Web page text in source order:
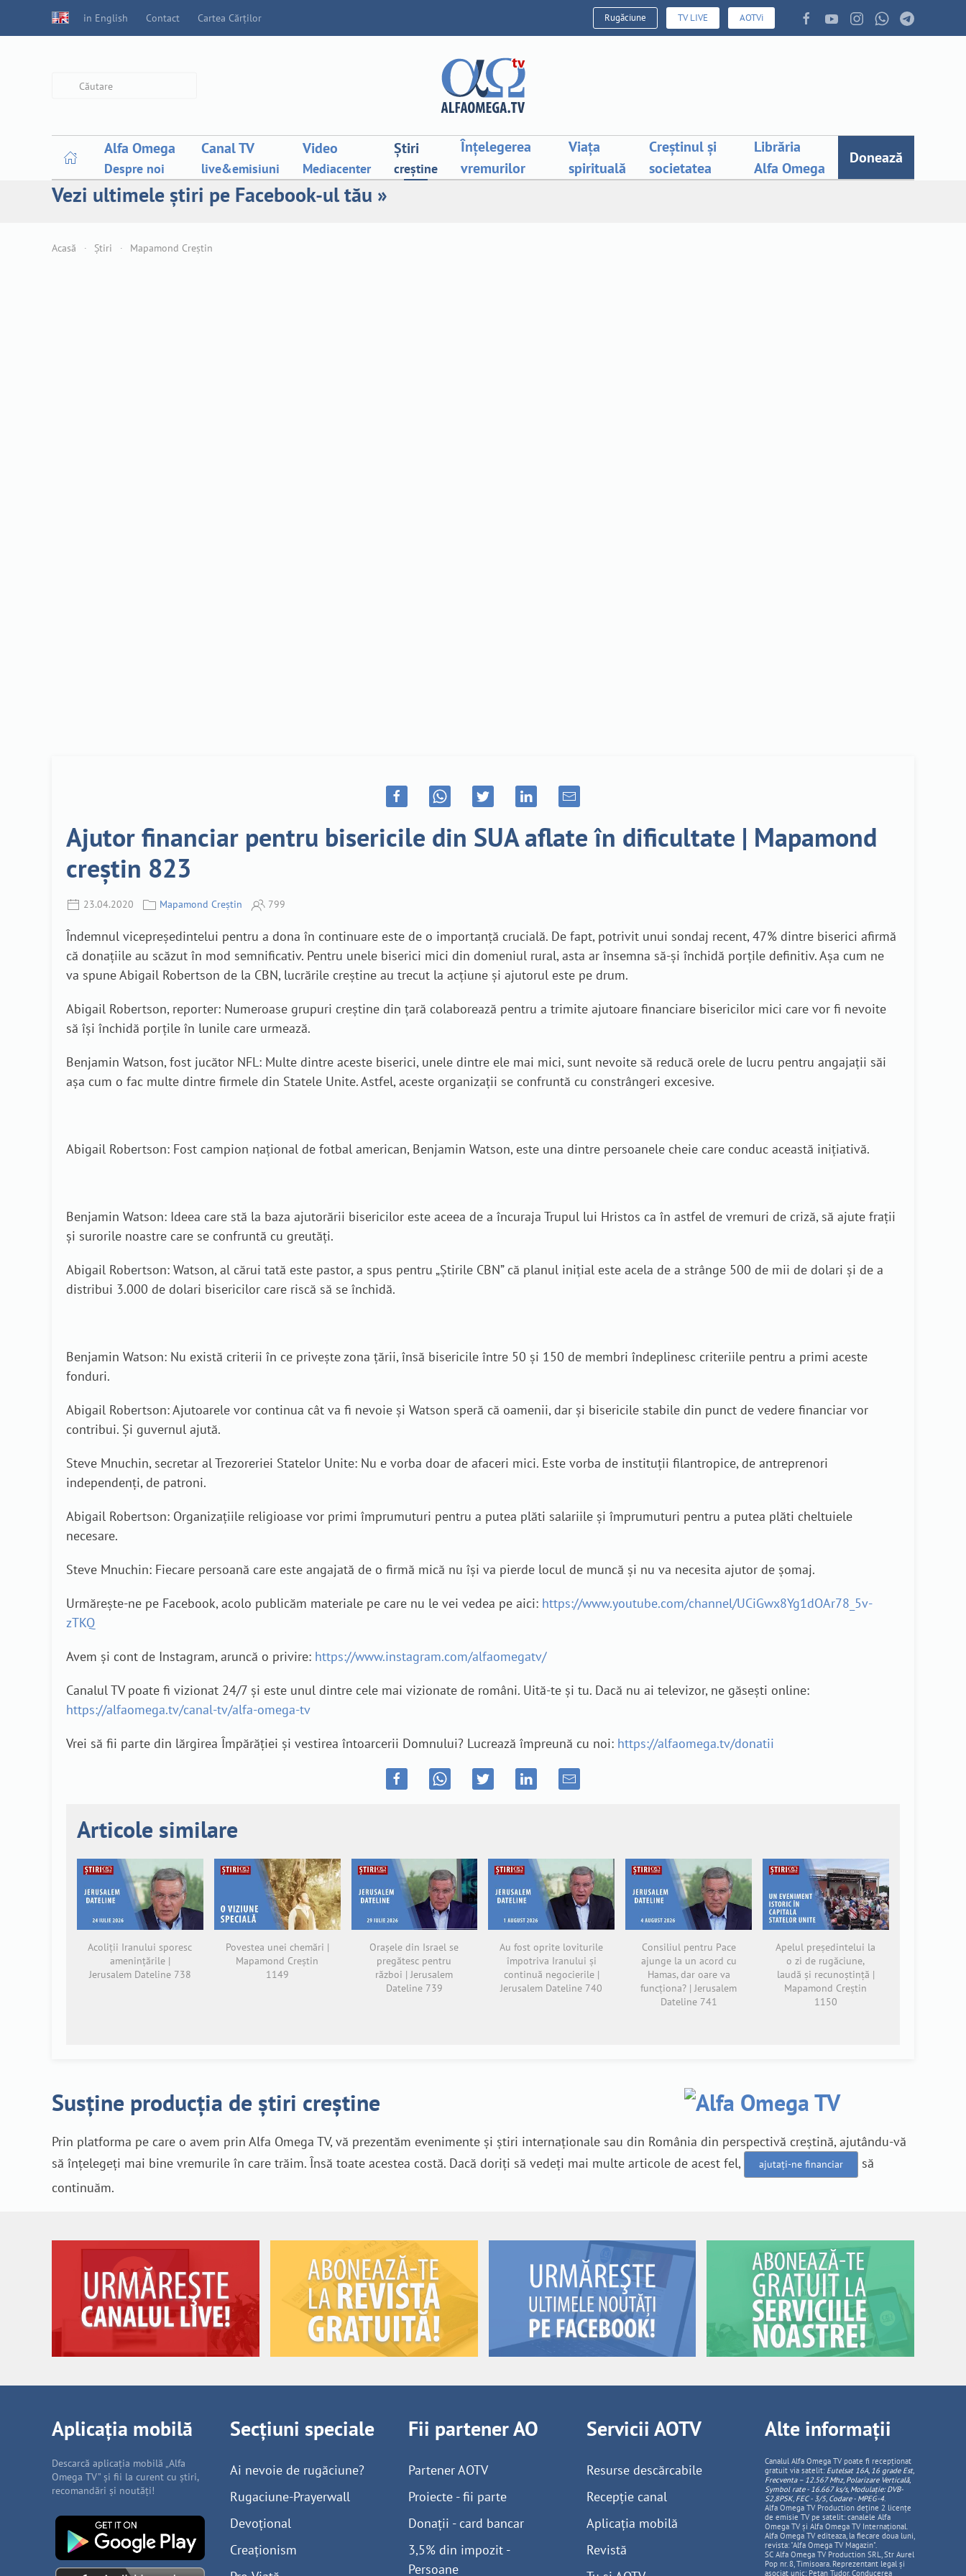
in English Contact Cartea Cărților Rugăciune TV LIVE AOTVi
Alfa Omega
Despre noi
Canal TV
live&emisiuni
Video
Mediacenter
Știri
creștine
Înțelegerea
vremurilor
Viața
spirituală
Creștinul și
societatea
Librăria
Alfa Omega
Donează
Vezi ultimele știri pe Facebook-ul tău »
Acasă Știri Mapamond Creștin
Ajutor financiar pentru bisericile din SUA aflate în dificultate | Mapamond
creștin 823
23.04.2020 Mapamond Creștin 799
Îndemnul vicepreședintelui pentru a dona în continuare este de o importanță crucială. De fapt, potrivit unui sondaj recent, 47% dintre biserici afirmă
că donațiile au scăzut în mod semnificativ. Pentru unele biserici mici din domeniul rural, asta ar însemna să-și închidă porțile definitiv. Așa cum ne
va spune Abigail Robertson de la CBN, lucrările creștine au trecut la acțiune și ajutorul este pe drum.
Abigail Robertson, reporter: Numeroase grupuri creștine din țară colaborează pentru a trimite ajutoare financiare bisericilor mici care vor fi nevoite
să își închidă porțile în lunile care urmează.
Benjamin Watson, fost jucător NFL: Multe dintre aceste biserici, unele dintre ele mai mici, sunt nevoite să reducă orele de lucru pentru angajații săi
așa cum o fac multe dintre firmele din Statele Unite. Astfel, aceste organizații se confruntă cu constrângeri excesive.
Abigail Robertson: Fost campion național de fotbal american, Benjamin Watson, este una dintre persoanele cheie care conduc această inițiativă.
Benjamin Watson: Ideea care stă la baza ajutorării bisericilor este aceea de a încuraja Trupul lui Hristos ca în astfel de vremuri de criză, să ajute frații
și surorile noastre care se confruntă cu greutăți.
Abigail Robertson: Watson, al cărui tată este pastor, a spus pentru „Știrile CBN” că planul inițial este acela de a strânge 500 de mii de dolari și de a
distribui 3.000 de dolari bisericilor care riscă să se închidă.
Benjamin Watson: Nu există criterii în ce privește zona țării, însă bisericile între 50 și 150 de membri îndeplinesc criteriile pentru a primi aceste
fonduri.
Abigail Robertson: Ajutoarele vor continua cât va fi nevoie și Watson speră că oamenii, dar și bisericile stabile din punct de vedere financiar vor
contribui. Și guvernul ajută.
Steve Mnuchin, secretar al Trezoreriei Statelor Unite: Nu e vorba doar de afaceri mici. Este vorba de instituții filantropice, de antreprenori
independenți, de patroni.
Abigail Robertson: Organizațiile religioase vor primi împrumuturi pentru a putea plăti salariile și împrumuturi pentru a putea plăti cheltuiele
necesare.
Steve Mnuchin: Fiecare persoană care este angajată de o firmă mică nu își va pierde locul de muncă și nu va necesita ajutor de șomaj.
Urmărește-ne pe Facebook, acolo publicăm materiale pe care nu le vei vedea pe aici: https://www.youtube.com/channel/UCiGwx8Yg1dOAr78_5v-
zTKQ
Avem și cont de Instagram, aruncă o privire: https://www.instagram.com/alfaomegatv/
Canalul TV poate fi vizionat 24/7 și este unul dintre cele mai vizionate de români. Uită-te și tu. Dacă nu ai televizor, ne găsești online:
https://alfaomega.tv/canal-tv/alfa-omega-tv
Vrei să fii parte din lărgirea Împărăției și vestirea întoarcerii Domnului? Lucrează împreună cu noi: https://alfaomega.tv/donatii
Articole similare
Acoliții Iranului sporesc
amenințările |
Jerusalem Dateline 738
Povestea unei chemări |
Mapamond Creștin
1149
Orașele din Israel se
pregătesc pentru
război | Jerusalem
Dateline 739
Au fost oprite loviturile
împotriva Iranului și
continuă negocierile |
Jerusalem Dateline 740
Consiliul pentru Pace
ajunge la un acord cu
Hamas, dar oare va
funcționa? | Jerusalem
Dateline 741
Apelul președintelui la
o zi de rugăciune,
laudă și recunoștință |
Mapamond Creștin
1150
Susține producția de știri creștine
Prin platforma pe care o avem prin Alfa Omega TV, vă prezentăm evenimente și știri internaționale sau din România din perspectivă creștină, ajutându-vă
să înțelegeți mai bine vremurile în care trăim. Însă toate acestea costă. Dacă doriți să vedeți mai multe articole de acest fel,
ajutați-ne financiar
să
continuăm.
Aplicația mobilă
Descarcă aplicația mobilă „Alfa
Omega TV” și fii la curent cu știri,
recomandări și noutăți!
Secțiuni speciale
Ai nevoie de rugăciune?
Rugaciune-Prayerwall
Devoțional
Creaționism
Fii partener AO
Partener AOTV
Proiecte - fii parte
Donații - card bancar
3,5% din impozit -
Persoane
Servicii AOTV
Resurse descărcabile
Recepție canal
Aplicația mobilă
Revistă
Alte informații
Canalul Alfa Omega TV poate fi recepționat
gratuit via satelit: Eutelsat 16A, 16 grade Est,
Frecventa – 12.567 Mhz, PolarizareVerticală,
Symbol rate - 16.667 ks/s, Modulație: DVB-
S2,8PSK, FEC - 3/5, Codare - MPEG-4.
Alfa Omega TV Production deține 2 licențe
de emisie TV pe satelit: canalele Alfa
Omega TV și Alfa Omega TV Internațional.
Alfa Omega TV editeaza, la fiecare doua luni,
revista: "Alfa Omega TV Magazin".
SC Alfa Omega TV Production SRL, Str Aurel
Pop nr. 8, Timisoara. Reprezentant legal și
asociat unic: Pețan Tudor. Conducerea